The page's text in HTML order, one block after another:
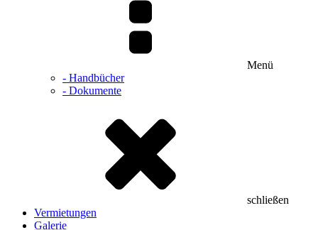
Menü
- Handbücher
- Dokumente
schließen
Vermietungen
Galerie